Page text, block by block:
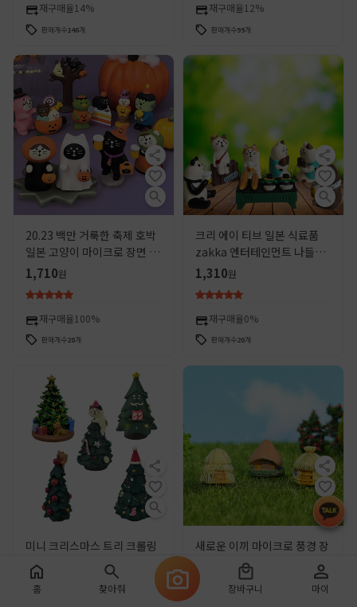
홈 찾아줘 장바구니 마이
재구매율 14%
판매개수140개
재구매율 12%
판매개수99개
20.23 백만 거룩한 축제 호박
일본 고양이 마이크로 장면 소
품 트렌디 한 놀이 창조적 인
선물 ZAKKA 수지 작은 장식
품
1,710원
재구매율 100%
판매개수28개
크리 에이 티브 일본 식료품
zakka 엔터테인먼트 나들이
고슴도치 독서 고양이 시바견
새해 수지 공예품 장식품
1,310원
재구매율0%
판매개수20개
미니 크리스마스 트리 크롤링
고양이 크리스마스 장식 수지
장식 선물로 창조적 인 미니어
처 장면
1,860
새로운 이끼 마이크로 풍경 장
식품 3 초가 코티지 하우스 수
지 작은 집 창조적 인 공예
ZAKKA 장식품
90